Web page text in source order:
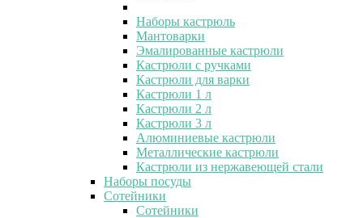
Наборы кастрюль
Мантоварки
Эмалированные кастрюли
Кастрюли с ручками
Кастрюли для варки
Кастрюли 1 л
Кастрюли 2 л
Кастрюли 3 л
Алюминиевые кастрюли
Металлические кастрюли
Кастрюли из нержавеющей стали
Наборы посуды
Сотейники
Сотейники